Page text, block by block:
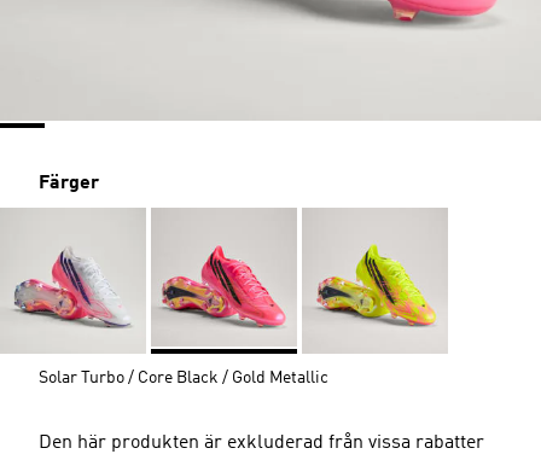
Färger
Solar Turbo / Core Black / Gold Metallic
Den här produkten är exkluderad från vissa rabatter